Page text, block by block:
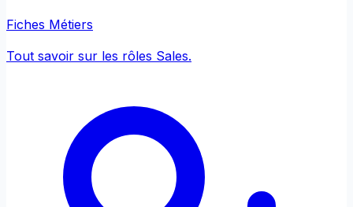
Fiches Métiers
Tout savoir sur les rôles Sales.